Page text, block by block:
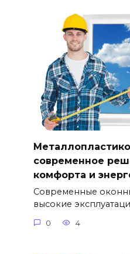
современное
комфорта и
Современные
высокие
0 4